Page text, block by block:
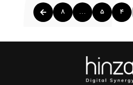
4
5
…
8